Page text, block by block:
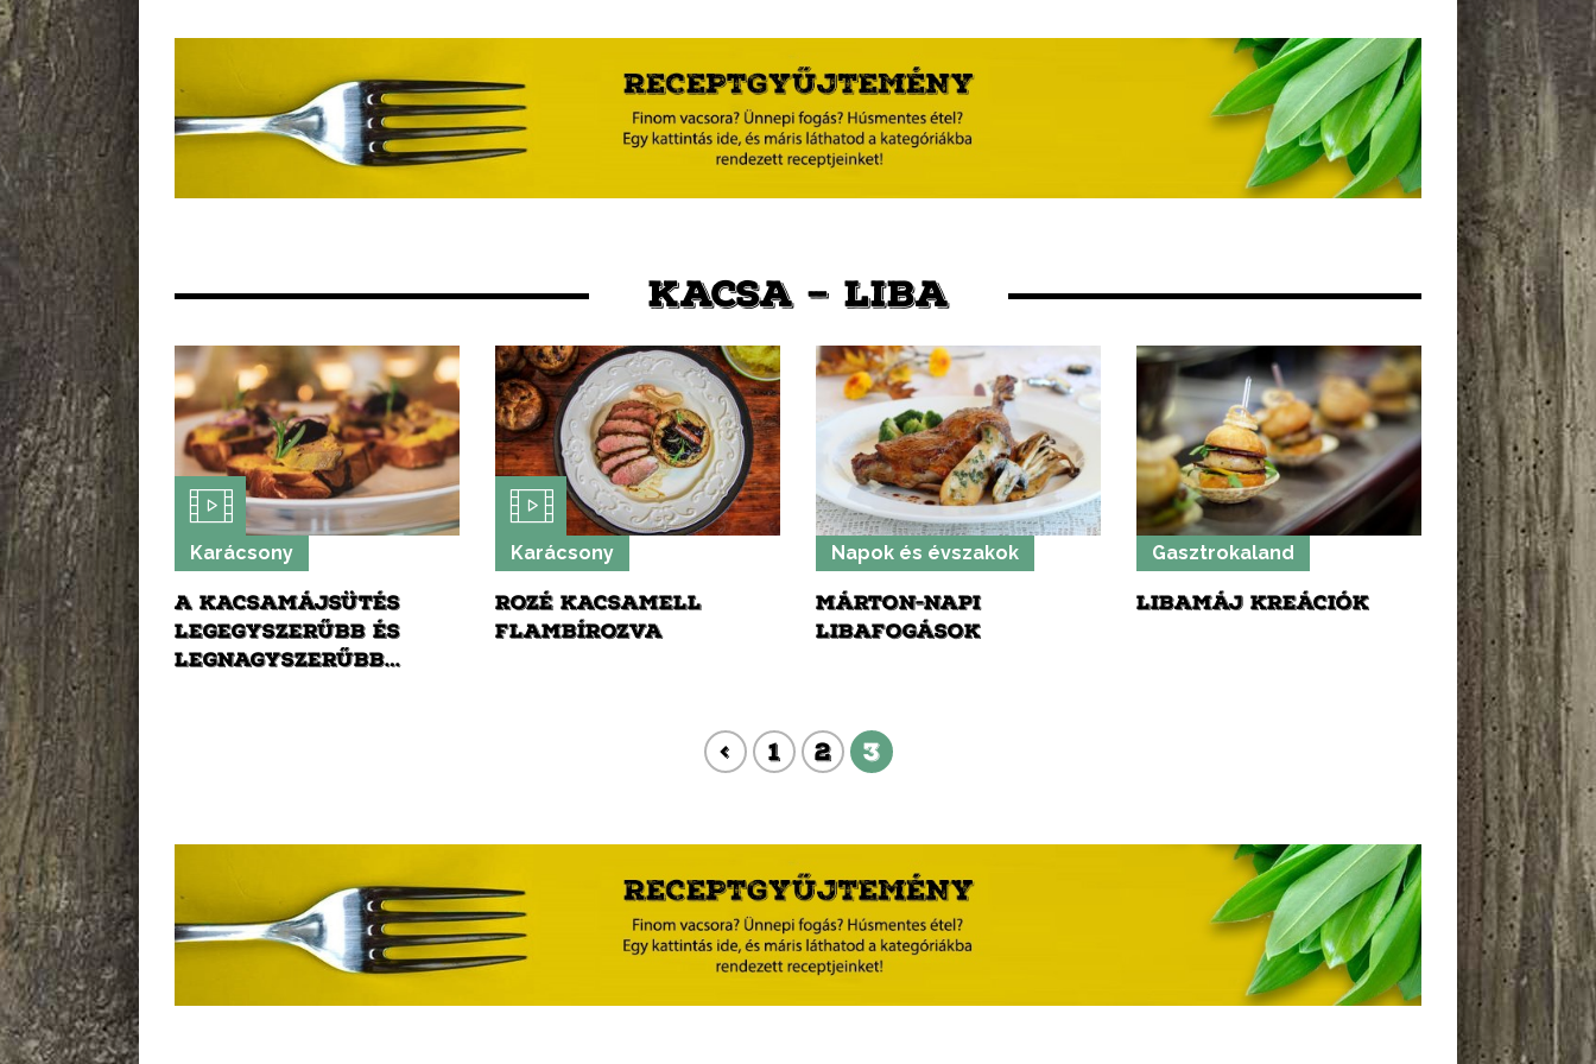
KACSA – LIBA
Karácsony
A KACSAMÁJSÜTÉS
LEGEGYSZERŰBB ÉS
LEGNAGYSZERŰBB
Karácsony
ROZÉ KACSAMELL
FLAMBÍROZVA
Napok és évszakok
MÁRTON-NAPI
LIBAFOGÁSOK
Gasztrokaland
LIBAMÁJ KREÁCIÓK
< 1 2 3